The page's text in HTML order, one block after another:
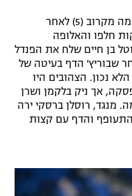
המשחק החל בסערה, כשממן דחק פנימה מקרוב (5) לאחר
חלפו והאלופה
בן חיים שלח את הפנדל
לאחר שבוריץ' הדף בעיטה של
נכון. הצהובים היו
אך ניק בלקמן ושרן
מנגד, רוסלן ברסקי ירה
התעופף והדף עם קצות